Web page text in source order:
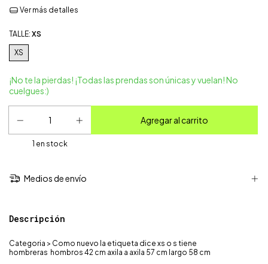
Ver más detalles
TALLE: XS
XS
¡No te la pierdas! ¡Todas las prendas son únicas y vuelan! No
cuelgues:)
1 en stock
Medios de envío
Descripción
Categoria > Como nuevo la etiqueta dice xs o s tiene
hombreras hombros 42 cm axila a axila 57 cm largo 58 cm